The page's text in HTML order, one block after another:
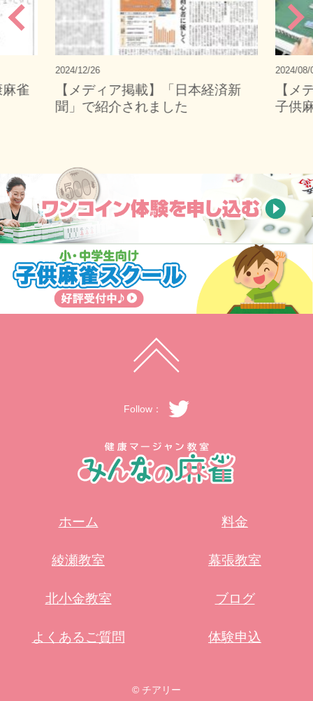
雀
2024/12/26
【メディア掲載】「日本経済新
聞」で紹介されました
2024/08/
【メ
子供
Follow：
ホーム 料金
綾瀬教室 幕張教室
北小金教室 ブログ
よくあるご質問 体験申込
© チアリー